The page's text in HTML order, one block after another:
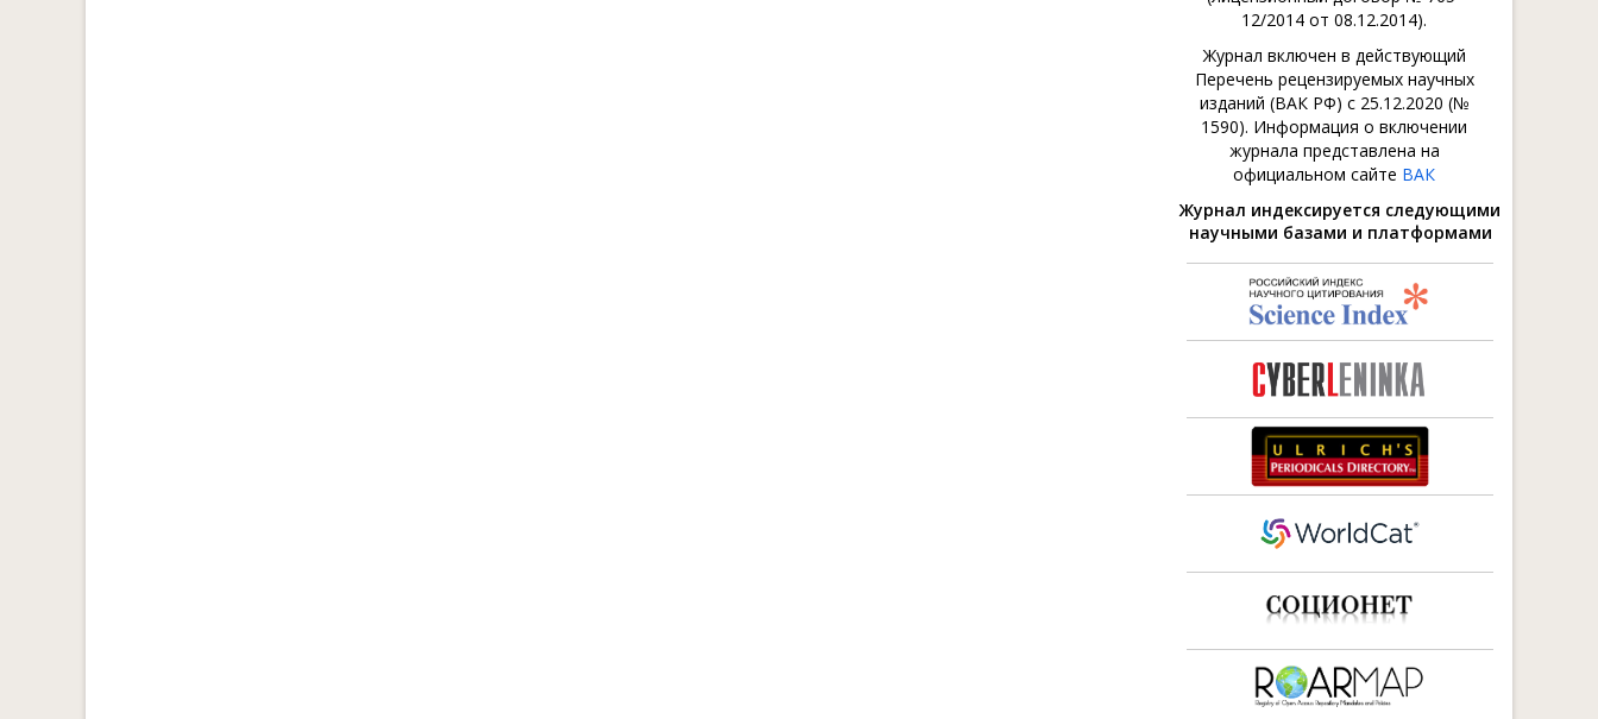
12/2014 от 08.12.2014).
Журнал включен в действующий
Перечень рецензируемых научных
изданий (ВАК РФ) с 25.12.2020 (№
1590). Информация о включении
журнала представлена на
официальном сайте ВАК
Журнал индексируется следующими
научными базами и платформами